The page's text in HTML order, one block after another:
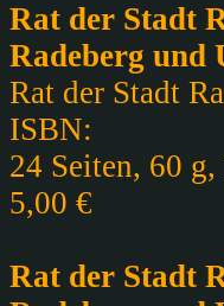
Rat der Stadt
Radeberg und
Rat der Stadt
ISBN:
24 Seiten, 60
5,00 €
Rat der Stadt